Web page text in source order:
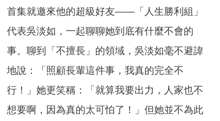
首集就邀來他的超級好友——「人生勝利組」
代表吳淡如，一起聊聊她到底有什麼不會的
事。聊到「不擅長」的領域，吳淡如毫不避諱
地說：「照顧長輩這件事，我真的完全不
行！」她更笑稱：「就算我要出力，人家也不
想要啊，因為真的太可怕了！」但她並不為此